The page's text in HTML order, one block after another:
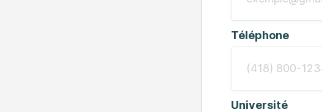
Téléphone
Université